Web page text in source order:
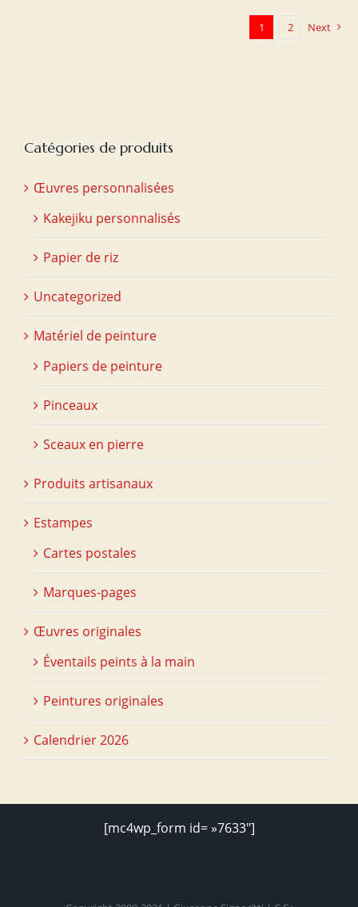
1 2 Next
Catégories de produits
Œuvres personnalisées
Kakejiku personnalisés
Papier de riz
Uncategorized
Matériel de peinture
Papiers de peinture
Pinceaux
Sceaux en pierre
Produits artisanaux
Estampes
Cartes postales
Marques-pages
Œuvres originales
Éventails peints à la main
Peintures originales
Calendrier 2026
[mc4wp_form id= »7633″]